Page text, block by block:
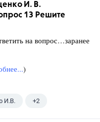
И. В.
13 Решите
на вопрос…заранее
)
И.В. +2